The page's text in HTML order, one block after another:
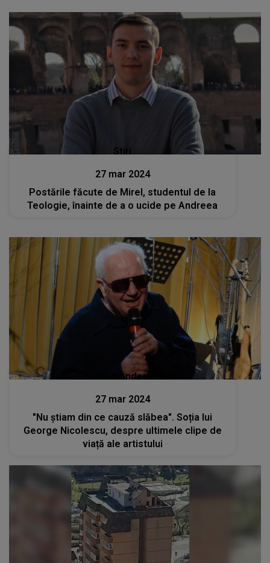
Stiri
27 mar 2024
Postările făcute de Mirel, studentul de la
Teologie, înainte de a o ucide pe Andreea
Stiri mondene
27 mar 2024
"Nu știam din ce cauză slăbea". Soția lui
George Nicolescu, despre ultimele clipe de
viață ale artistului